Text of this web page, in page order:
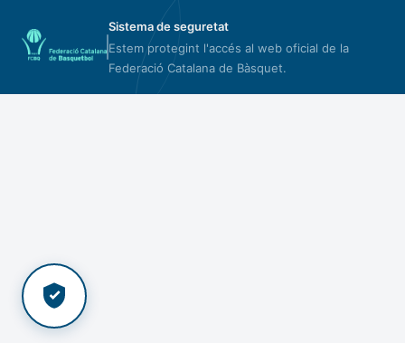
Sistema de seguretat
Estem protegint l'accés al web oficial de la
Federació Catalana de Bàsquet.